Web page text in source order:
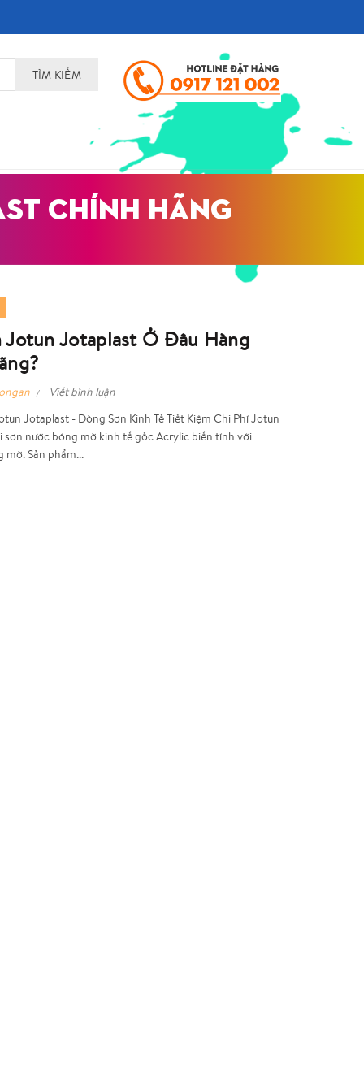
TÌM KIẾM
CHÍNH HÃNG
Jotun Jotaplast Ở Đâu Hàng
Viết bình luận
Jotaplast - Dòng Sơn Kinh Tế Tiết Kiệm Chi Phí Jotun
sơn nước bóng mờ kinh tế gốc Acrylic biến tính với
mờ. Sản phẩm...